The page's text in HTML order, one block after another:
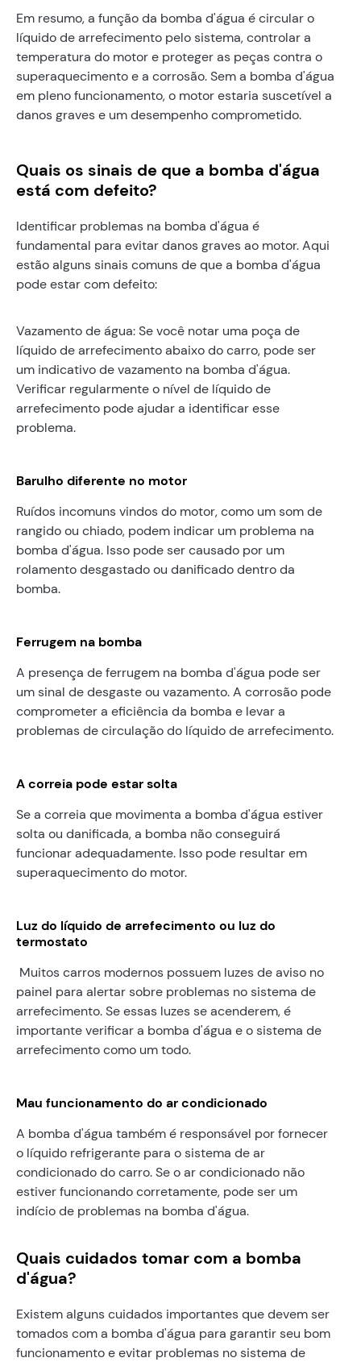
Em resumo, a função da bomba d'água é circular o
líquido de arrefecimento pelo sistema, controlar a
temperatura do motor e proteger as peças contra o
superaquecimento e a corrosão. Sem a bomba d'água
em pleno funcionamento, o motor estaria suscetível a
danos graves e um desempenho comprometido.
Quais os sinais de que a bomba d'água
está com defeito?
Identificar problemas na bomba d'água é
fundamental para evitar danos graves ao motor. Aqui
estão alguns sinais comuns de que a bomba d'água
pode estar com defeito:
Vazamento de água: Se você notar uma poça de
líquido de arrefecimento abaixo do carro, pode ser
um indicativo de vazamento na bomba d'água.
Verificar regularmente o nível de líquido de
arrefecimento pode ajudar a identificar esse
problema.
Barulho diferente no motor
Ruídos incomuns vindos do motor, como um som de
rangido ou chiado, podem indicar um problema na
bomba d'água. Isso pode ser causado por um
rolamento desgastado ou danificado dentro da
bomba.
Ferrugem na bomba
A presença de ferrugem na bomba d'água pode ser
um sinal de desgaste ou vazamento. A corrosão pode
comprometer a eficiência da bomba e levar a
problemas de circulação do líquido de arrefecimento.
A correia pode estar solta
Se a correia que movimenta a bomba d'água estiver
solta ou danificada, a bomba não conseguirá
funcionar adequadamente. Isso pode resultar em
superaquecimento do motor.
Luz do líquido de arrefecimento ou luz do
termostato
Muitos carros modernos possuem luzes de aviso no
painel para alertar sobre problemas no sistema de
arrefecimento. Se essas luzes se acenderem, é
importante verificar a bomba d'água e o sistema de
arrefecimento como um todo.
Mau funcionamento do ar condicionado
A bomba d'água também é responsável por fornecer
o líquido refrigerante para o sistema de ar
condicionado do carro. Se o ar condicionado não
estiver funcionando corretamente, pode ser um
indício de problemas na bomba d'água.
Quais cuidados tomar com a bomba
d'água?
Existem alguns cuidados importantes que devem ser
tomados com a bomba d'água para garantir seu bom
funcionamento e evitar problemas no sistema de